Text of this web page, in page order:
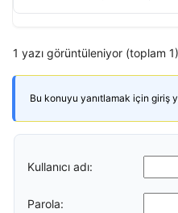
1 yazı görüntüleniyor (toplam 1)
Bu konuyu yanıtlamak için giriş
Kullanıcı adı:
Parola: